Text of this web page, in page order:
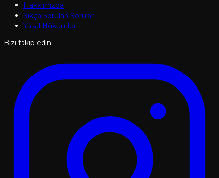
Hakkımızda
Sıkça Sorulan Sorular
Yasal Hükümler
Bizi takip edin